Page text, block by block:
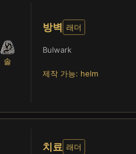
솔
방벽 래더
Bulwark
제작 가능: helm
치료 래더